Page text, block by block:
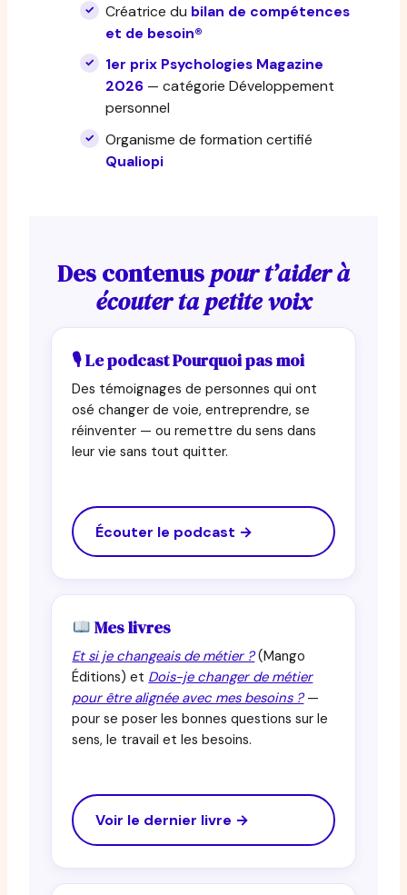
Créatrice du bilan de compétences
et de besoin®
1er prix Psychologies Magazine
2026 — catégorie Développement
personnel
Organisme de formation certifié
Qualiopi
Des contenuspour t’aider à
écouter ta petite voix
🎙 Le podcast Pourquoi pas moi
Des témoignages de personnes qui ont
osé changer de voie, entreprendre, se
réinventer — ou remettre du sens dans
leur vie sans tout quitter.
Écouter le podcast →
Mes livres
Et si je changeais de métier ?(Mango
Éditions) et Dois-je changer de métier
pour être alignée avec mes besoins ?—
pour se poser les bonnes questions sur le
sens, le travail et les besoins.
Voir le dernier livre →